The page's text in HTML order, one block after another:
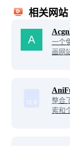
相关网站
一个
画网
整合
索和